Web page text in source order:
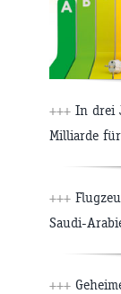
+++ In drei
Milliarde
+++
Saudi-
+++